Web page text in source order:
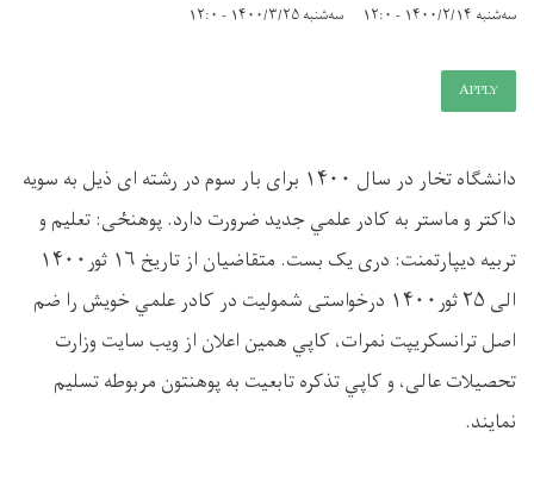
سه‌شنبه ۱۴۰۰/۲/۱۴ - ۱۲:۰ سه‌شنبه ۱۴۰۰/۳/۲۵ - ۱۲:۰
APPLY
دانشگاه تخار در سال ۱۴۰۰ برای بار سوم در رشته ای ذيل به سويه
داکتر و ماستر به کادر علمي جديد ضرورت دارد. پوهنځی: تعلیم و
تربیه دیپارتمنت: دری یک بست. متقاضيان از تاريخ ۱۶ ثور۱۴۰۰
الی ۲۵ ثور‍۱۴۰۰ درخواستی شموليت در کادر علمي خويش را ضم
اصل ترانسکريپت نمرات، کاپي همين اعلان از ویب سايت وزارت
تحصیلات عالی، و کاپي تذکره تابعيت به پوهنتون مربوطه تسليم
نمايند.